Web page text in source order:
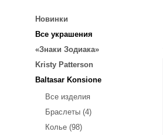
Новинки
Все украшения
«Знаки Зодиака»
Kristy Patterson
Baltasar Konsione
Все изделия
Браслеты (4)
Колье (98)